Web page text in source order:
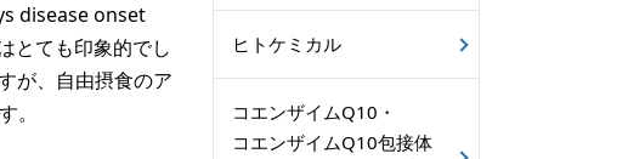
disease onset
とても印象的でし
が、自由摂食のア
。
ヒトケミカル
コエンザイムQ10・
コエンザイムQ10包接体